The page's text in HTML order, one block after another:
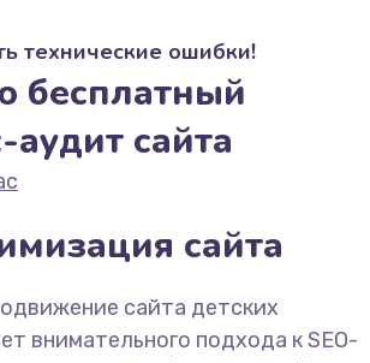
технические ошибки!
бесплатный
аудит сайта
сайта
сайта детских
внимательного подхода к SEO-